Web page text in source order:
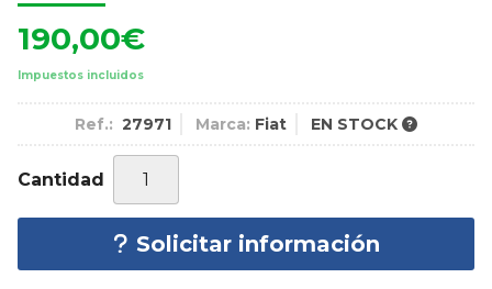
190,00€
Impuestos incluidos
Ref.: 27971 Marca: Fiat EN STOCK
Cantidad
Solicitar información